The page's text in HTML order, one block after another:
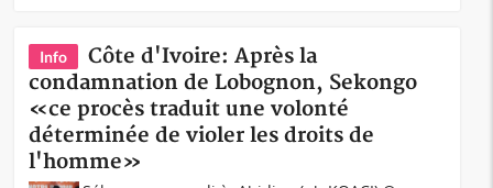
Info
Côte d'Ivoire: Après la
condamnation de Lobognon, Sekongo
«ce procès traduit une volonté
déterminée de violer les droits de
l'homme»